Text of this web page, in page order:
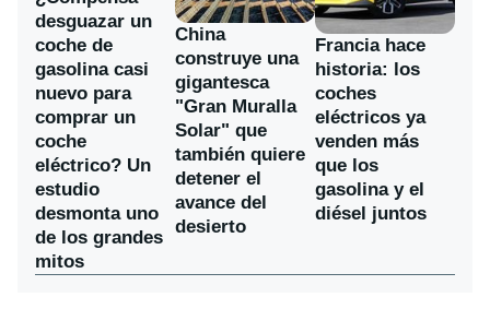
desguazar un
coche de
gasolina casi
nuevo para
comprar un
coche
eléctrico? Un
estudio
desmonta uno
de los grandes
mitos
China
construye una
gigantesca
"Gran Muralla
Solar" que
también quiere
detener el
avance del
desierto
Francia hace
historia: los
coches
eléctricos ya
venden más
que los
gasolina y el
diésel juntos